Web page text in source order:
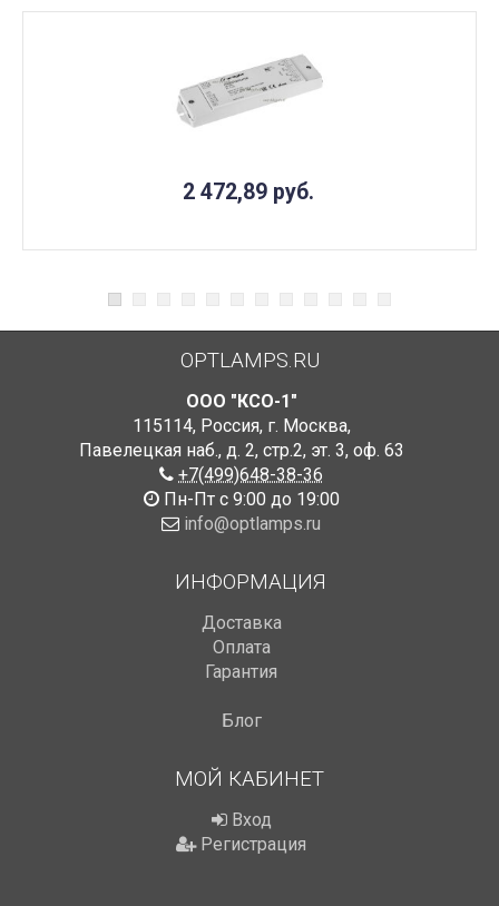
2 472,89 руб.
OPTLAMPS.RU
ООО "КСО-1"
115114, Россия, г. Москва,
Павелецкая наб., д. 2, стр.2, эт. 3, оф. 63
+7(499)648-38-36
Пн-Пт с 9:00 до 19:00
info@optlamps.ru
ИНФОРМАЦИЯ
Доставка
Оплата
Гарантия
Блог
МОЙ КАБИНЕТ
Вход
Регистрация